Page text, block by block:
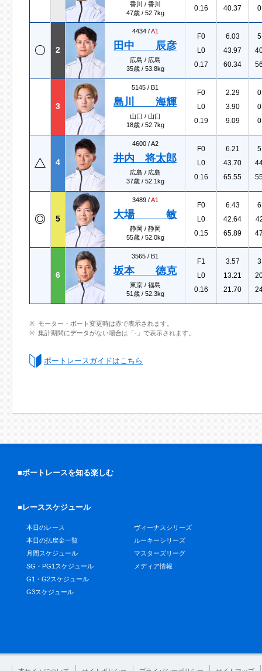
香川 / 香川
47歳 / 52.7kg
0.16
40.37
2
4434 /A1
田中 辰彦
広島 / 広島
35歳 / 53.8kg
F0
L0
0.17
6.03
43.97
60.34
3
5145 / B1
島川 海輝
山口 / 山口
18歳 / 52.7kg
F0
L0
0.19
2.29
3.90
9.09
4
4600 /A2
井内 将太郎
広島 / 広島
37歳 / 52.1kg
F0
L0
0.16
6.21
43.70
65.55
5
3489 /A1
大場 敏
静岡 / 静岡
55歳 / 52.0kg
F0
L0
0.15
6.43
42.64
65.89
6
3565 / B1
坂本 徳克
東京 / 福島
51歳 / 52.3kg
F1
L0
0.16
3.57
13.21
21.70
モーター・ボート変更時は赤で表示されます。
集計期間にデータがない場合は「-」で表示されます。
ボートレースガイドはこちら
■ボートレースを知る楽しむ
■レーススケジュール
本日のレース
本日の払戻金一覧
月間スケジュール
SG・PG1スケジュール
G1・G2スケジュール
G3スケジュール
ヴィーナスシリーズ
ルーキーシリーズ
マスターズリーグ
メディア情報